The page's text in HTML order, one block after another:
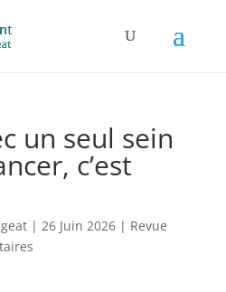
un seul sein
c’est
| 26 Juin 2026| Revue